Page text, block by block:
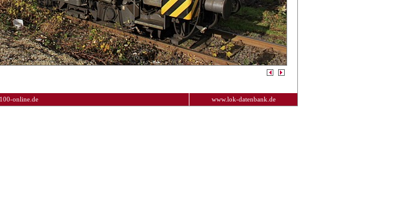
online.de www.lok-datenbank.de